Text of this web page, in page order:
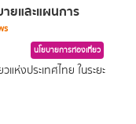
ยและแผนการ
นโยบายการท่องเที่ยว
ห่งประเทศไทย ในระยะ